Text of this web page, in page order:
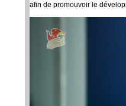
afin de promouvoir le